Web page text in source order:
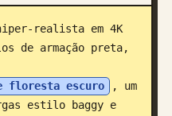
realista em 4K
de armação preta,
floresta escuro
, um
estilo baggy e